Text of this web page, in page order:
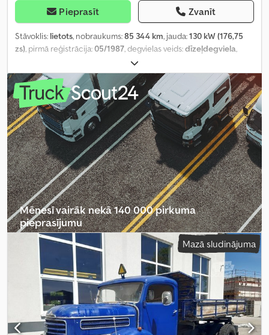
Pieprasīt Zvanīt
Stāvoklis: lietots, nobraukums:85 344 km, jauda:130 kW (176,75
zs), pirmā reģistrācija:05/1987, degvielas veids:dīzeļdegviela,
, asu konfigurācija:
pārnesuma veids:mehānisks, Aprīkojums:pilnpiedziņa,
Mēnesī vairāk nekā 140 000 pirkuma
pieprasījumu
Izvēlēties tirgotāja paketiMazā sludinājuma